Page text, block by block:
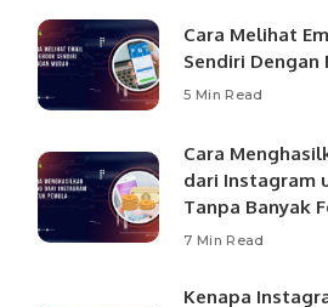
Cara Melihat
Sendiri Dengan
5 Min Read
Cara
dari Instagram
Tanpa Banyak
7 Min Read
Kenapa